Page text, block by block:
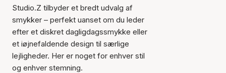
Studio.Z tilbyder et bredt udvalg af
smykker – perfekt uanset om du leder
efter et diskret dagligdagssmykke eller
et iøjnefaldende design til særlige
lejligheder. Her er noget for enhver stil
og enhver stemning.